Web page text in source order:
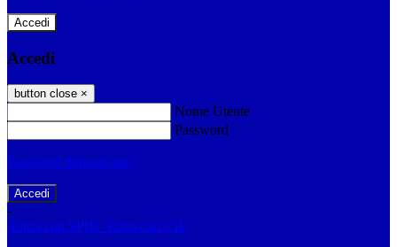
Accedi
Accedi
button close ×
Nome Utente
Password
Password dimenticata?
-
Entra con SPID Entra con CIE